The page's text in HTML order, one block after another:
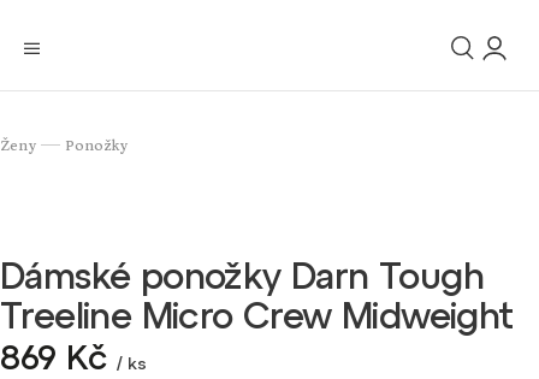
Ženy / Ponožky
Dámské ponožky Darn Tough
Treeline Micro Crew Midweight
869 Kč / ks